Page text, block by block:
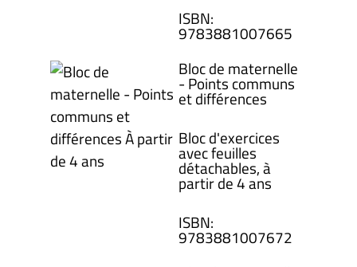
ISBN:
9783881007665
Bloc de maternelle
- Points communs
et différences
Bloc d'exercices
avec feuilles
détachables, à
partir de 4 ans
ISBN:
9783881007672